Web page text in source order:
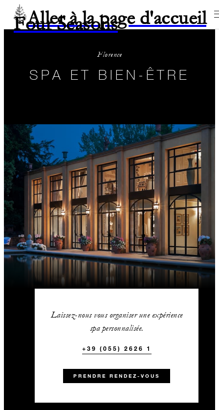
Aller à la page d'accueil
Four Seasons
Florence
SPA ET BIEN-ÊTRE
Laissez-nous vous organiser une expérience
spa personnalisée.
+39 (055) 2626 1
PRENDRE RENDEZ-VOUS